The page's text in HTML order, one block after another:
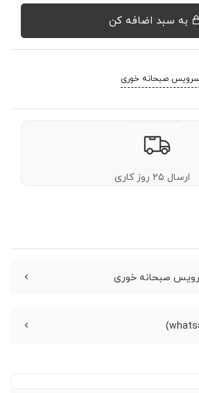
سرویس صبحانه خوری
ارسال ۲۵ روز کاری
صبحانه خوری